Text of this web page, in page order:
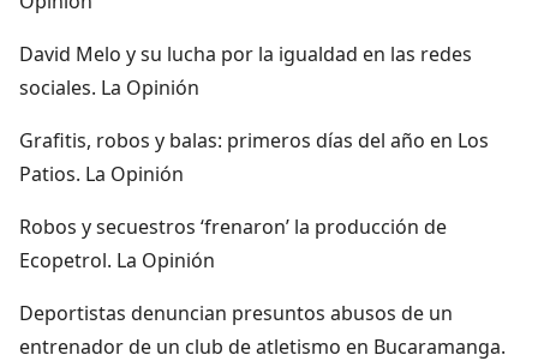
David Melo y su lucha por la igualdad en las redes
sociales. La Opinión
Grafitis, robos y balas: primeros días del año en Los
Patios. La Opinión
Robos y secuestros ‘frenaron’ la producción de
Ecopetrol. La Opinión
Deportistas denuncian presuntos abusos de un
entrenador de un club de atletismo en Bucaramanga.